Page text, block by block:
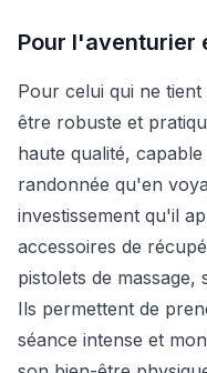
Pour l'aventurier
Pour celui qui ne
être robuste et
haute qualité,
randonnée qu'en
investissement qu'il
accessoires de
pistolets de massage,
Ils permettent de
séance intense et